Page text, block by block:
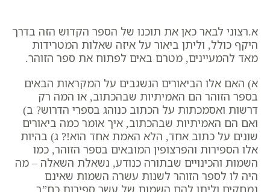
א.רצוני לבאר כאן את תוכנו של הספר הקדוש הזה בדרך
היקף כולל, וליתן ביאור על איזה שאלות המטרידות
מאד להמעיינים, מטרם באים לפתוח את ספר הזוהר.
א) האם אלו הביאורים הנשגבים על המקראות הבאים
בספר הזוהר הם האמיתיות שבהכתוב, או המה רק
דרשות ואסמכתות על הכתוב כנוהג בספרי הדרוש? ב)
ואם הם האמיתיות שבהכתוב, איך אומר כמה ביאורים
שונים על כתוב אחד, הלא האמת אחד הוא!? ג) בהיות
אלו הספירות והפרצופין המובאים בספר הזוהר, כמו
השמות והכינויים שבתורה כנודע, נשאלת השאלה – מה
היה לו לספר הזוהר לשנות עשרה השמות שאינם
נמחקים וליתן להם השמות של עשר ספירות כח”ב